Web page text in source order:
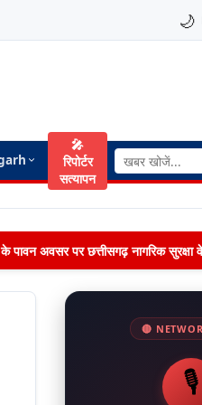
🌙
🎤
रिपोर्टर
सत्यापन
के पावन अवसर पर छत्तीसगढ़ नागरिक
🔴
🎙️